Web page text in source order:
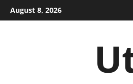
Skip
to
August 8, 2026